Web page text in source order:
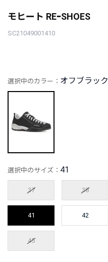
モヒート REｰSHOES
SC21049001410
選択中のカラー： オフブラック
選択中のサイズ： 41
37 38
41 42
45